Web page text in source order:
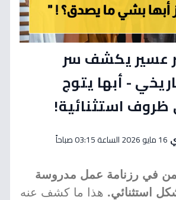
عسير يكشف سر
- أبها يتوج
استثنائية!
16 مايو 2026 الساعة 03:15 صباحاً
في رزنامة عمل مدروسة
استثنائي. هذا ما كشف عنه